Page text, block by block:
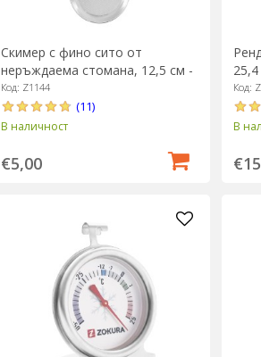
Скимер с фино сито от
неръждаема стомана, 12,5 см -
Zokura
Код: Z1144
(11)
В наличност
€5,00
Код:
В